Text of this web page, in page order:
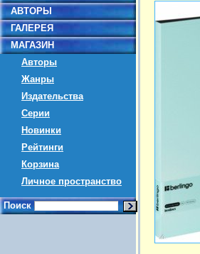
АВТОРЫ
ГАЛЕРЕЯ
МАГАЗИН
Авторы
Жанры
Издательства
Серии
Новинки
Рейтинги
Корзина
Личное пространство
Поиск